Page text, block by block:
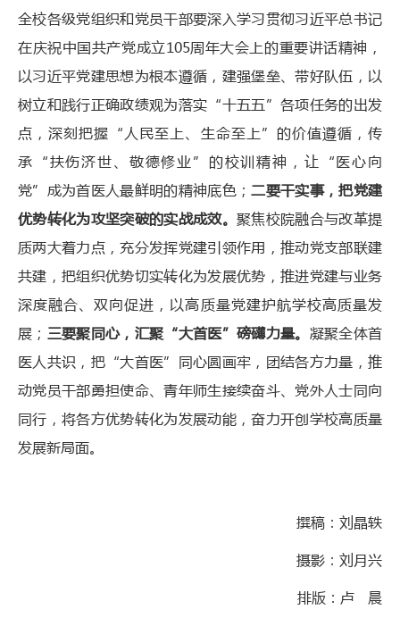
全校各级党组织和党员干部要深入学习贯彻习近平总书记
在庆祝中国共产党成立105周年大会上的重要讲话精神，
以习近平党建思想为根本遵循，建强堡垒、带好队伍，以
树立和践行正确政绩观为落实“十五五”各项任务的出发
点，深刻把握“人民至上、生命至上”的价值遵循，传
承“扶伤济世、敬德修业”的校训精神，让“医心向
党”成为首医人最鲜明的精神底色； 二要干实事，把党建
优势转化为攻坚突破的实战成效。 聚焦校院融合与改革提
质两大着力点，充分发挥党建引领作用，推动党支部联建
共建，把组织优势切实转化为发展优势，推进党建与业务
深度融合、双向促进，以高质量党建护航学校高质量发
展； 三要聚同心，汇聚“大首医”磅礴力量。 凝聚全体首
医人共识，把“大首医”同心圆画牢，团结各方力量，推
动党员干部勇担使命、青年师生接续奋斗、党外人士同向
同行，将各方优势转化为发展动能，奋力开创学校高质量
发展新局面。
撰稿：刘晶轶
摄影：刘月兴
排版：卢 晨